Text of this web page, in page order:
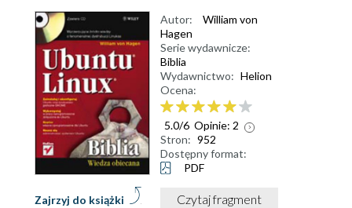
Zajrzyj do książki
Autor:
William von
Hagen
Serie wydawnicze:
Biblia
Wydawnictwo: Helion
Ocena:
5.0/6 Opinie: 2
Stron: 952
Dostępny format:
PDF
Czytaj fragment